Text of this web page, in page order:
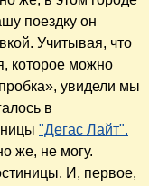
поездку он
Учитывая, что
которое можно
увидели мы
в
"Дегас Лайт".
же, не могу.
И, первое,